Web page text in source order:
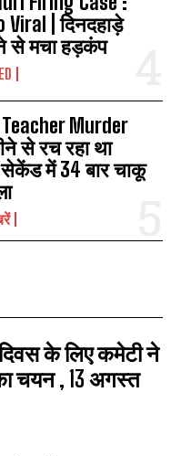
Viral | दिनदहाड़े
से मचा हड़कंप
Murder
से रच रहा था
में 34 बार चाकू
के लिए कमेटी ने
चयन , 13 अगस्त